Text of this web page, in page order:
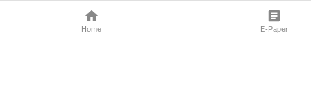
Home E-Paper